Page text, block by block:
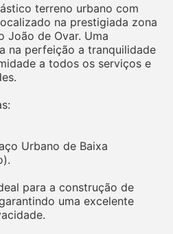
terreno urbano com
na prestigiada zona
João de Ovar. Uma
na perfeição a tranquilidade
a todos os serviços e
Urbano de Baixa
para a construção de
uma excelente